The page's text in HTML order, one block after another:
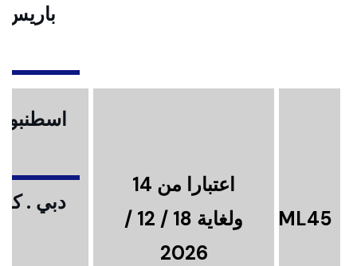
باريس
ML45
اعتبارا من 14
ولغاية 18 / 12 /
2026
دبي .